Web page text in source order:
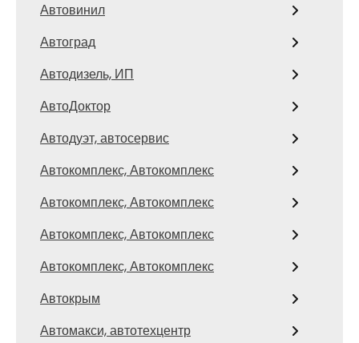
Автовинил
Автоград
Автодизель, ИП
АвтоДоктор
Автодуэт, автосервис
Автокомплекс, Автокомплекс
Автокомплекс, Автокомплекс
Автокомплекс, Автокомплекс
Автокомплекс, Автокомплекс
Автокрым
Автомакси, автотехцентр